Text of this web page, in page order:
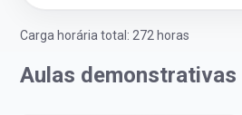
Carga horária total: 272 horas
Aulas demonstrativas